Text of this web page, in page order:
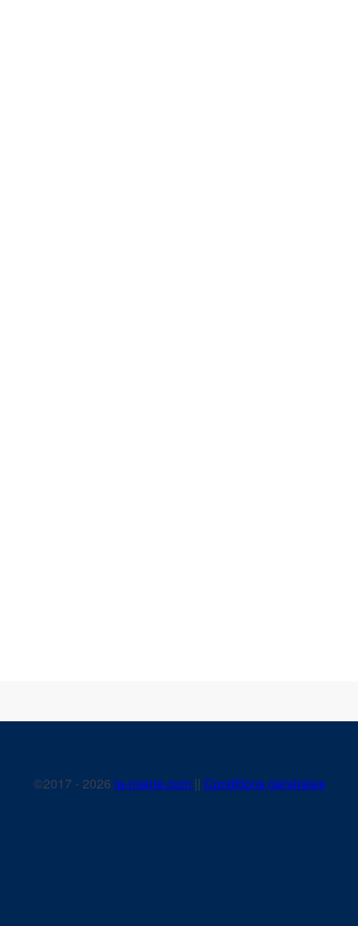
©2017 - 2026 la-mairie.com || Conditions générales